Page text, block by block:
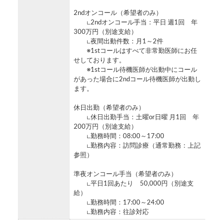
2ndオンコール（希望者のみ）
∟2ndオンコール手当：平日 週1回 年
300万円（別途支給）
∟夜間出動件数：月1～2件
※1stコールはすべて非常勤医師にお任
せしております。
※1stコール待機医師が出動中にコール
があった場合に2ndコール待機医師が出動し
ます。
休日出勤（希望者のみ）
∟休日出勤手当：土曜or日曜 月1回 年
200万円（別途支給）
∟勤務時間：08:00～17:00
∟勤務内容：訪問診療（通常勤務：上記
参照）
準夜オンコール手当（希望者のみ）
∟平日1回あたり 50,000円（別途支
給）
∟勤務時間：17:00～24:00
∟勤務内容：往診対応